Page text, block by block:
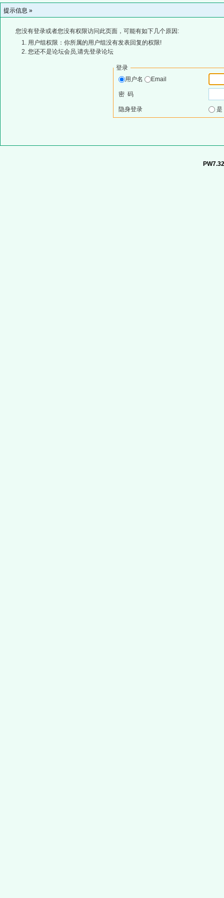
提示信息 »
您没有登录或者您没有权限访问此页面，可能有如下几个原因:
用户组权限：你所属的用户组没有发表回复的权限!
您还不是论坛会员,请先登录论坛
登录
用户名
Email
密 码
隐身登录